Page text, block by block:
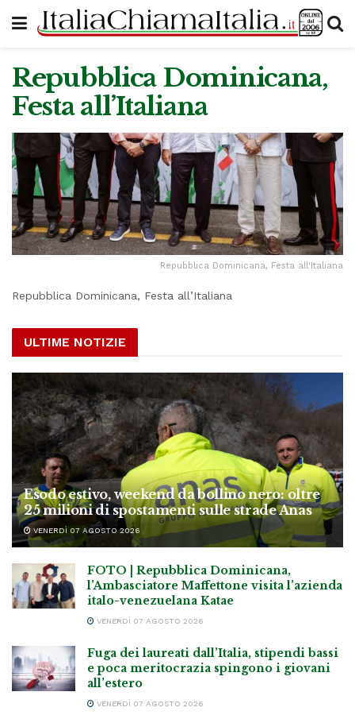
Repubblica Dominicana,
Festa all’Italiana
Repubblica Dominicana, Festa all'Italiana
Repubblica Dominicana, Festa all’Italiana
ULTIME NOTIZIE
Esodo estivo, weekend da bollino nero: oltre
25 milioni di spostamenti sulle strade Anas
VENERDÌ 07 AGOSTO 2026
FOTO | Repubblica Dominicana,
l’Ambasciatore Maffettone visita l’azienda
italo-venezuelana Katae
VENERDÌ 07 AGOSTO 2026
Fuga dei laureati dall’Italia, stipendi bassi
e poca meritocrazia spingono i giovani
all’estero
VENERDÌ 07 AGOSTO 2026